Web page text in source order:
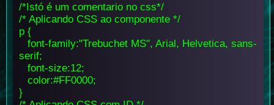
/*Istó é um comentario no css*/
/* Aplicando CSS ao componente */
p {
font-family:"Trebuchet MS", Arial, Helvetica, sans-
serif;
font-size:12;
color:#FF0000;
}